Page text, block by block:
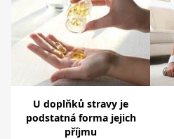
U doplňků stravy je
podstatná forma jejich
příjmu